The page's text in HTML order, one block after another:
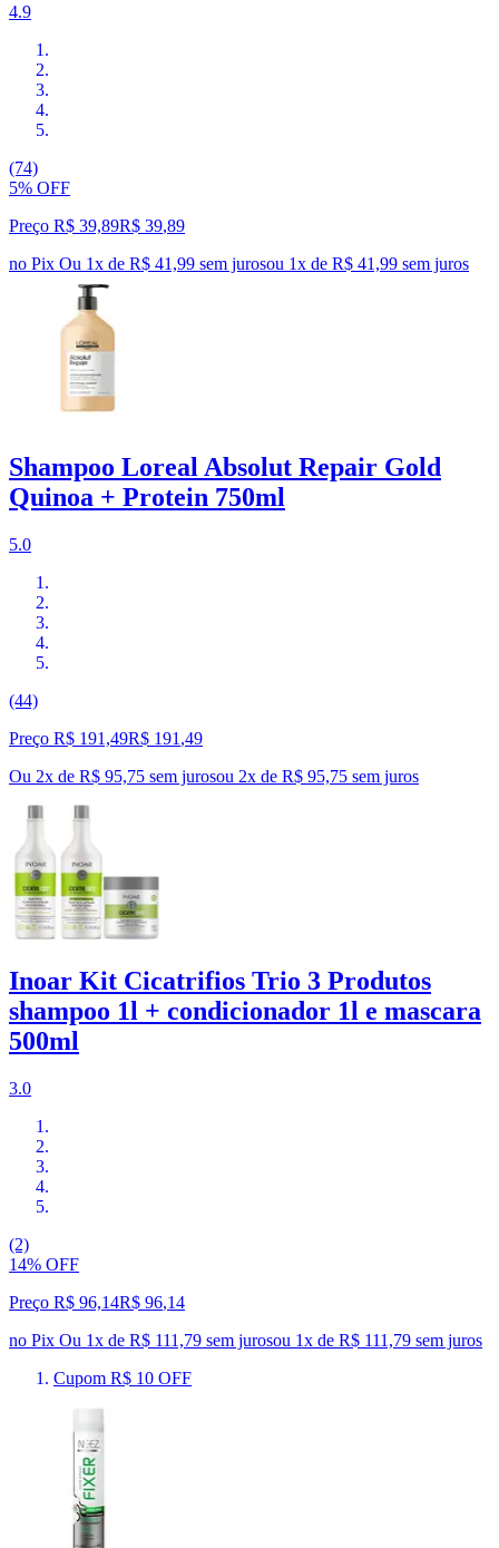
4.9
(74)
5% OFF
Preço R$ 39,89R$ 39,89
no Pix Ou 1x de R$ 41,99 sem jurosou 1x de R$ 41,99 sem juros
Shampoo Loreal Absolut Repair Gold
Quinoa + Protein 750ml
5.0
(44)
Preço R$ 191,49R$ 191 ,49
Ou 2x de R$ 95,75 sem jurosou 2x de R$ 95,75 sem juros
Inoar Kit Cicatrifios Trio 3 Produtos
shampoo 1l + condicionador 1l e mascara
500ml
3.0
(2)
14% OFF
Preço R$ 96,14R$ 96,14
no Pix Ou 1x de R$ 111,79 sem jurosou 1x de R$ 111,79 sem juros
Cupom R$ 10 OFF